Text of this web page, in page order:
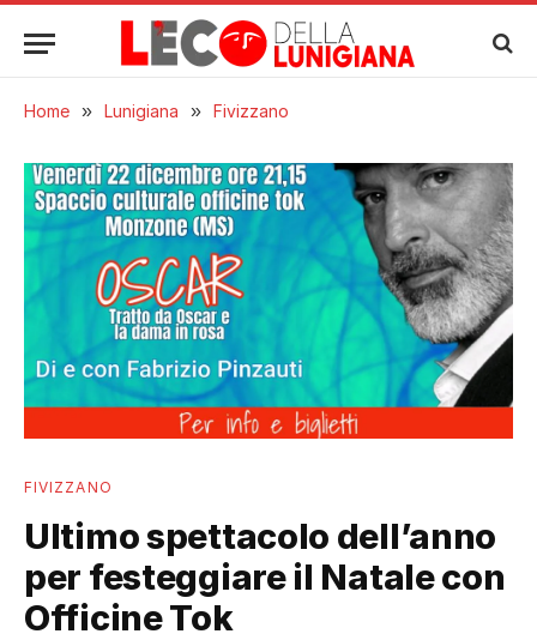
Home » Lunigiana » Fivizzano
FIVIZZANO
Ultimo spettacolo dell’anno
per festeggiare il Natale con
Officine Tok